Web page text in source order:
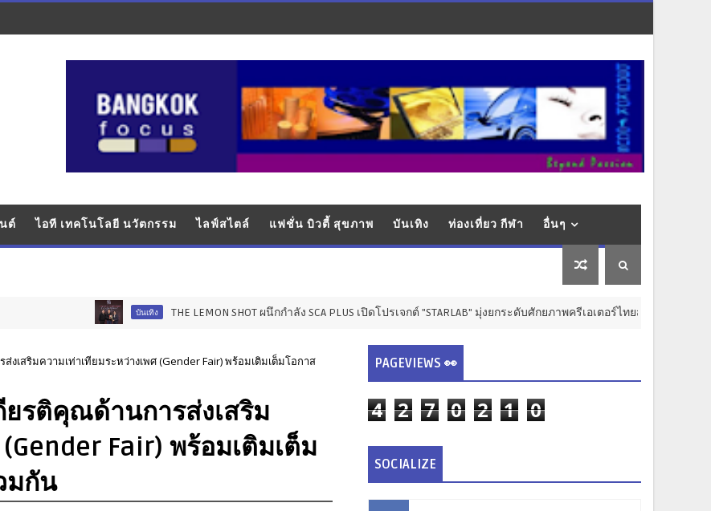
ต์ ไอที เทคโนโลยี นวัตกรรม ไลฟ์สไตล์ แฟชั่น บิวตี้ สุขภาพ บันเทิง ท่องเที่ยว กีฬา อื่นๆ
บันเทิง THE LEMON SHOT ผนึกกำลัง SCA PLUS เปิดโปรเจกต์ "STARLAB" มุ่งยกระดับศักยภาพครีเอเตอร์ไทยสู่เวทีสากล
เสริมความเท่าเทียมระหว่างเพศ (Gender Fair) พร้อมเติมเต็มโอกาส
ยรติคุณด้านการส่งเสริม
Fair) พร้อมเติมเต็ม
มกัน
PAGEVIEWS 👀
4 2 7 0 2 1 0
SOCIALIZE